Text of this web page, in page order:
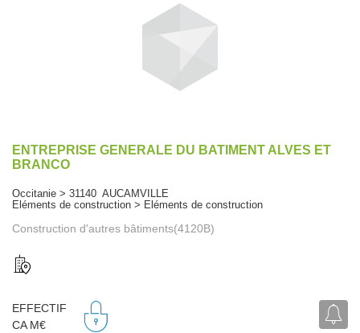
ENTREPRISE GENERALE DU BATIMENT ALVES ET
BRANCO
Occitanie > 31140 AUCAMVILLE
Eléments de construction > Eléments de construction
Construction d'autres bâtiments(4120B)
EFFECTIF
CA M€